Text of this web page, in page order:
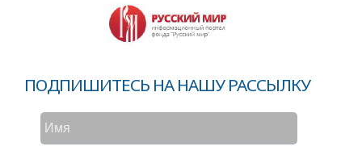
ПОДПИШИТЕСЬ НА НАШУ РАССЫЛКУ